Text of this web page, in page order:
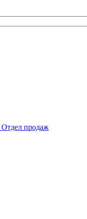
Отдел продаж